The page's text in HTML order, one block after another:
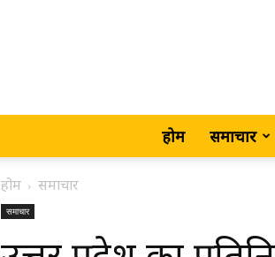
होम समाचार
होम समाचार
समाचार